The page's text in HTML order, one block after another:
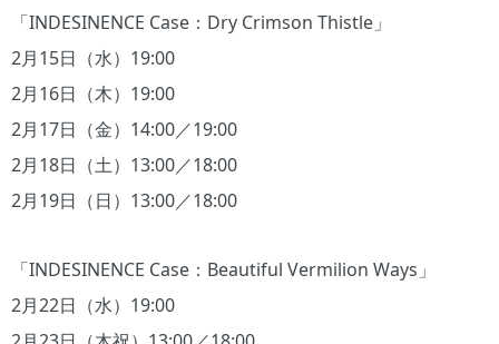
「INDESINENCE Case：Dry Crimson Thistle」
2月15日（水）19:00
2月16日（木）19:00
2月17日（金）14:00／19:00
2月18日（土）13:00／18:00
2月19日（日）13:00／18:00
「INDESINENCE Case：Beautiful Vermilion Ways」
2月22日（水）19:00